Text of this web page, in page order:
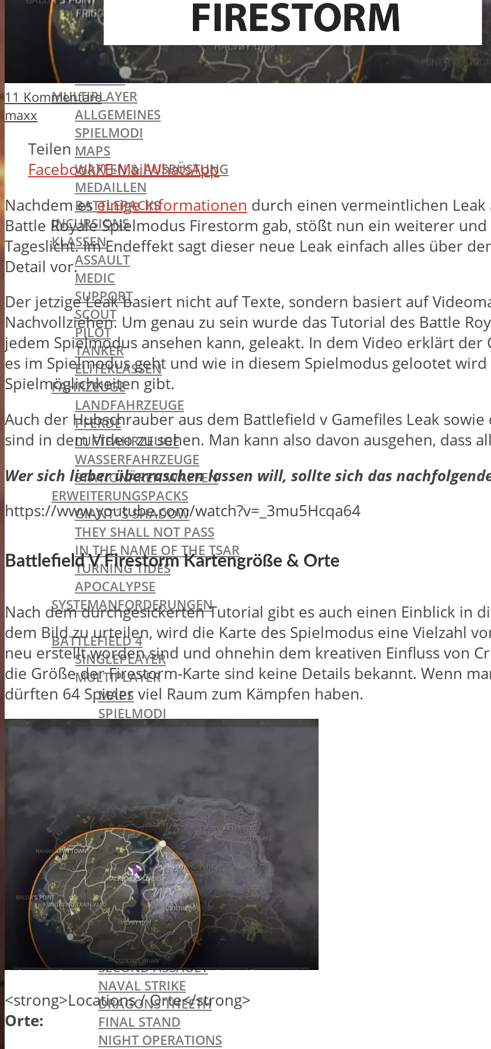
BATTLEFIELD 1
SINGLEPLAYER
ALLGEMEINES
MISSIONEN
TRAILER
MULTIPLAYER
ALLGEMEINES
SPIELMODI
MAPS
WAFFEN & AUSRÜSTUNG
MEDAILLEN
BATTLEPACKS
INCURSIONS
KLASSEN
ASSAULT
MEDIC
SUPPORT
SCOUT
PILOT
TANKER
ELITEKLASSEN
FAHRZEUGE
LANDFAHRZEUGE
PFERDE
LUFTFAHRZEUGE
WASSERFAHRZEUGE
STATIONÄREN WAFFEN
ERWEITERUNGSPACKS
GIANT´S SHADOW
THEY SHALL NOT PASS
IN THE NAME OF THE TSAR
TURNING TIDES
APOCALYPSE
SYSTEMANFORDERUNGEN
BATTLEFIELD OLDIES
BATTLEFIELD 4
SINGLEPLAYER
MULTIPLAYER
MAPS
SPIELMODI
KLASSEN
AUFKLÄRER
FAHRZEUGE
BODENFAHRZEUGE
WASSERFAHRZEUGE
STATIONÄRE WAFFEN
COMMANDER-MODUS
BATTLEPACKS
ERWEITERUNGSPACKS
CHINA RISING
SECOND ASSAULT
NAVAL STRIKE
DRAGONS THEETH
FINAL STAND
NIGHT OPERATIONS
11 Kommentare
maxx
Teilen
FacebookXE-MailWhatsApp
Nachdem eseinige Informationen durch einen vermeintlichen
Battle Royale Spielmodus Firestorm gab, stößt nun ein weiterer
Tageslicht. Im Endeffekt sagt dieser neue Leak einfach alles über
Detail vor.
Der jetzige Leak basiert nicht auf Texte, sondern basiert auf
Nachvollziehen. Um genau zu sein wurde das Tutorial des Battle
jedem Spielmodus ansehen kann, geleakt. In dem Video erklärt
es im Spielmodus geht und wie in diesem Spielmodus gelootet
Spielmöglichkeiten gibt.
Auch der Hubschrauber aus dem Battlefield v Gamefiles Leak
sind in dem Video zu sehen. Man kann also davon ausgehen, dass
Wer sich lieber überraschen lassen will, sollte sich das
https://www.youtube.com/watch?v=_3mu5Hcqa64
Battlefield V Firestorm Kartengröße & Orte
Nach dem durchgesickerten Tutorial gibt es auch einen Einblick in
dem Bild zu urteilen, wird die Karte des Spielmodus eine Vielzahl
neu erstellt worden sind und ohnehin dem kreativen Einfluss von
die Größe der Firestorm-Karte sind keine Details bekannt. Wenn
dürften 64 Spieler viel Raum zum Kämpfen haben.
<strong>Locations / Orte</strong>
Orte: